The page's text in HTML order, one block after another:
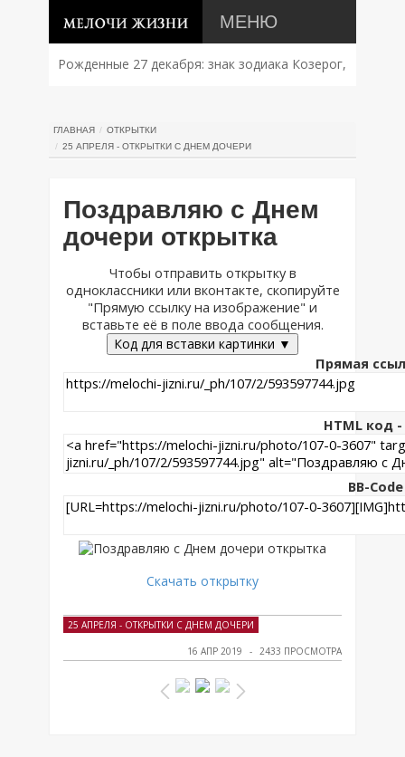
МЕНЮ
Рожденные 27 декабря: знак зодиака Козерог,
ГЛАВНАЯ
ОТКРЫТКИ
25 АПРЕЛЯ - ОТКРЫТКИ С ДНЕМ ДОЧЕРИ
Поздравляю с Днем
дочери открытка
Чтобы отправить открытку в
одноклассники или вконтакте, скопируйте
"Прямую ссылку на изображение" и
вставьте её в поле ввода сообщения.
Код для вставки картинки ▼
Прямая
HTML код
BB-
Скачать открытку
25 АПРЕЛЯ - ОТКРЫТКИ С ДНЕМ ДОЧЕРИ
16 АПР 2019 2433 ПРОСМОТРА